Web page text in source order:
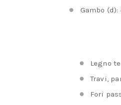
Gambo
Legno
Travi,
Fori